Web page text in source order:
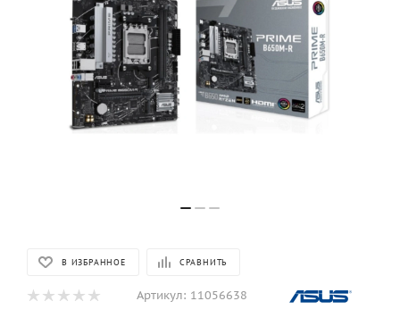
В ИЗБРАННОЕ СРАВНИТЬ
Артикул: 11056638